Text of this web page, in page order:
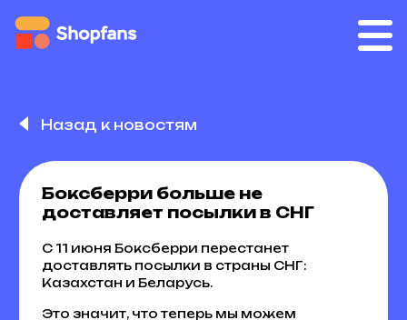
Назад к новостям
Боксберри больше не
доставляет посылки в СНГ
С 11 июня Боксберри перестанет
доставлять посылки в страны СНГ:
Казахстан и Беларусь.
Это значит, что теперь мы можем